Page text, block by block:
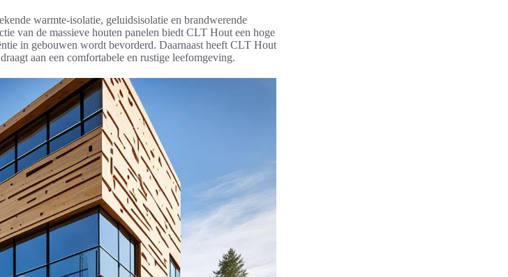
warmte-isolatie, geluidsisolatie en brandwerende
van de massieve houten panelen biedt CLT Hout een hoge
in gebouwen wordt bevorderd. Daarnaast heeft CLT Hout
aan een comfortabele en rustige leefomgeving.